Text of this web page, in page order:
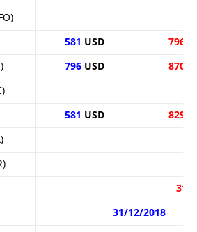
581 USD 796
796 USD 870
581 USD 829
31/
31/12/2018